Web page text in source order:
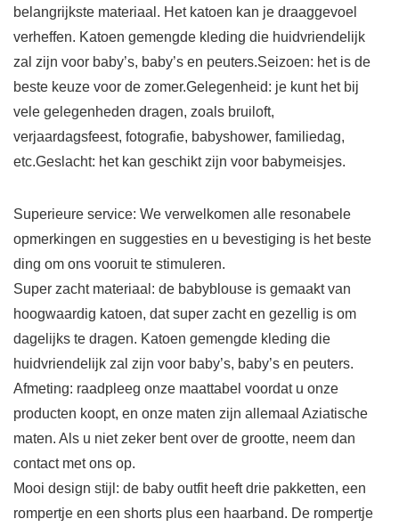
belangrijkste materiaal. Het katoen kan je draaggevoel
verheffen. Katoen gemengde kleding die huidvriendelijk
zal zijn voor baby’s, baby’s en peuters.Seizoen: het is de
beste keuze voor de zomer.Gelegenheid: je kunt het bij
vele gelegenheden dragen, zoals bruiloft,
verjaardagsfeest, fotografie, babyshower, familiedag,
etc.Geslacht: het kan geschikt zijn voor babymeisjes.
Superieure service: We verwelkomen alle resonabele
opmerkingen en suggesties en u bevestiging is het beste
ding om ons vooruit te stimuleren.
Super zacht materiaal: de babyblouse is gemaakt van
hoogwaardig katoen, dat super zacht en gezellig is om
dagelijks te dragen. Katoen gemengde kleding die
huidvriendelijk zal zijn voor baby’s, baby’s en peuters.
Afmeting: raadpleeg onze maattabel voordat u onze
producten koopt, en onze maten zijn allemaal Aziatische
maten. Als u niet zeker bent over de grootte, neem dan
contact met ons op.
Mooi design stijl: de baby outfit heeft drie pakketten, een
rompertje en een shorts plus een haarband. De rompertje